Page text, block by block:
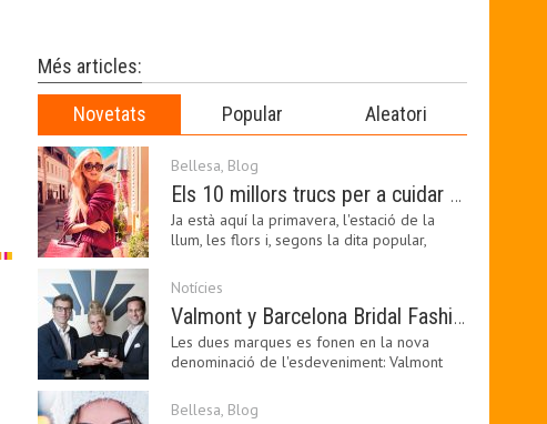
Més articles:
Novetats Popular Aleatori
Bellesa, Blog
Els 10 millors trucs per a cuidar de la pell a la primavera
Ja està aquí la primavera, l'estació de la
llum, les flors i, segons la dita popular,
Notícies
Valmont y Barcelona Bridal Fashion Week s’uneixen per donar impuls a la creativitat, la innovació i el disseny de la moda nupcial
Les dues marques es fonen en la nova
denominació de l'esdeveniment: Valmont
Bellesa, Blog